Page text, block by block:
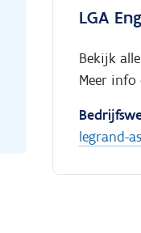
LGA
Bekijk
Meer
legrand-